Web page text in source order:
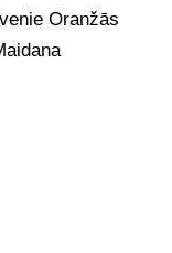
Oranžās